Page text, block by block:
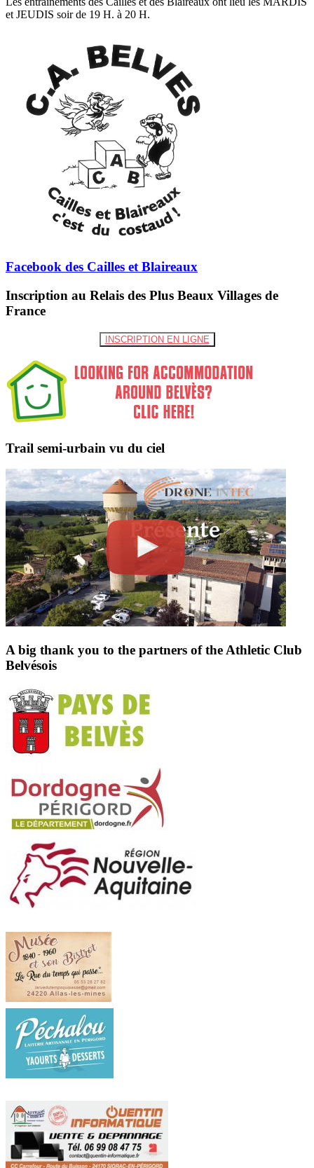
et JEUDIS soir de 19 H. à 20 H.
Facebook des Cailles et Blaireaux
Inscription au Relais des Plus Beaux Villages de
France
INSCRIPTION EN LIGNE
Trail semi-urbain vu du ciel
A big thank you to the partners of the Athletic Club
Belvésois